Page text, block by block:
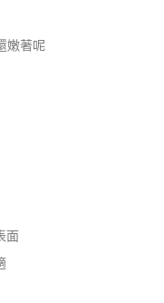
嫩著呢
面